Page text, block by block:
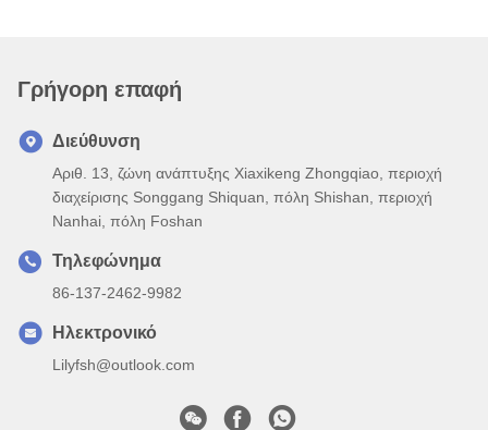
Γρήγορη επαφή
Διεύθυνση
Αριθ. 13, ζώνη ανάπτυξης Xiaxikeng Zhongqiao, περιοχή
διαχείρισης Songgang Shiquan, πόλη Shishan, περιοχή
Nanhai, πόλη Foshan
Τηλεφώνημα
86-137-2462-9982
Ηλεκτρονικό
Lilyfsh@outlook.com